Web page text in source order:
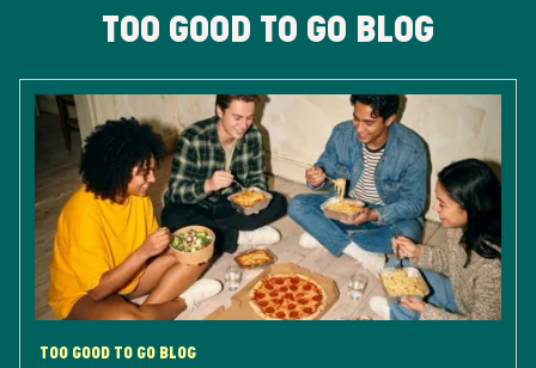
TOO GOOD TO GO BLOG
TOO GOOD TO GO BLOG